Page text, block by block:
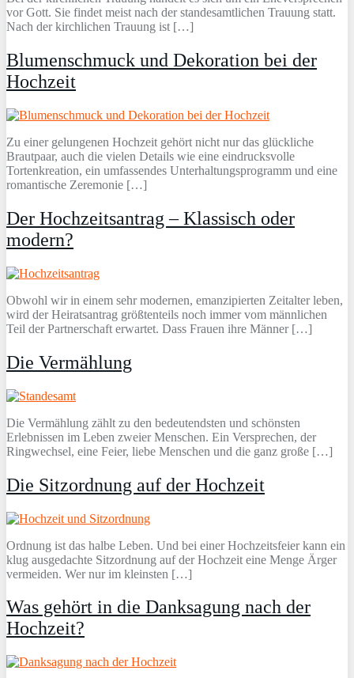
vor Gott. Sie findet meist nach der standesamtlichen Trauung statt.
Nach der kirchlichen Trauung ist […]
Blumenschmuck und Dekoration bei der
Hochzeit
Zu einer gelungenen Hochzeit gehört nicht nur das glückliche
Brautpaar, auch die vielen Details wie eine eindrucksvolle
Tortenkreation, ein umfassendes Unterhaltungsprogramm und eine
romantische Zeremonie […]
Der Hochzeitsantrag – Klassisch oder
modern?
Obwohl wir in einem sehr modernen, emanzipierten Zeitalter leben,
wird der Heiratsantrag größtenteils noch immer vom männlichen
Teil der Partnerschaft erwartet. Dass Frauen ihre Männer […]
Die Vermählung
Die Vermählung zählt zu den bedeutendsten und schönsten
Erlebnissen im Leben zweier Menschen. Ein Versprechen, der
Ringwechsel, eine Feier, liebe Menschen und die ganz große […]
Die Sitzordnung auf der Hochzeit
Ordnung ist das halbe Leben. Und bei einer Hochzeitsfeier kann ein
klug ausgedachte Sitzordnung auf der Hochzeit eine Menge Ärger
vermeiden. Wer nur im kleinsten […]
Was gehört in die Danksagung nach der
Hochzeit?